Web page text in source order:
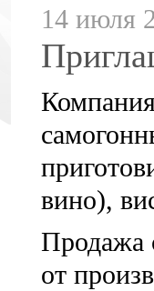
14 июля
вино),
Продажа
от